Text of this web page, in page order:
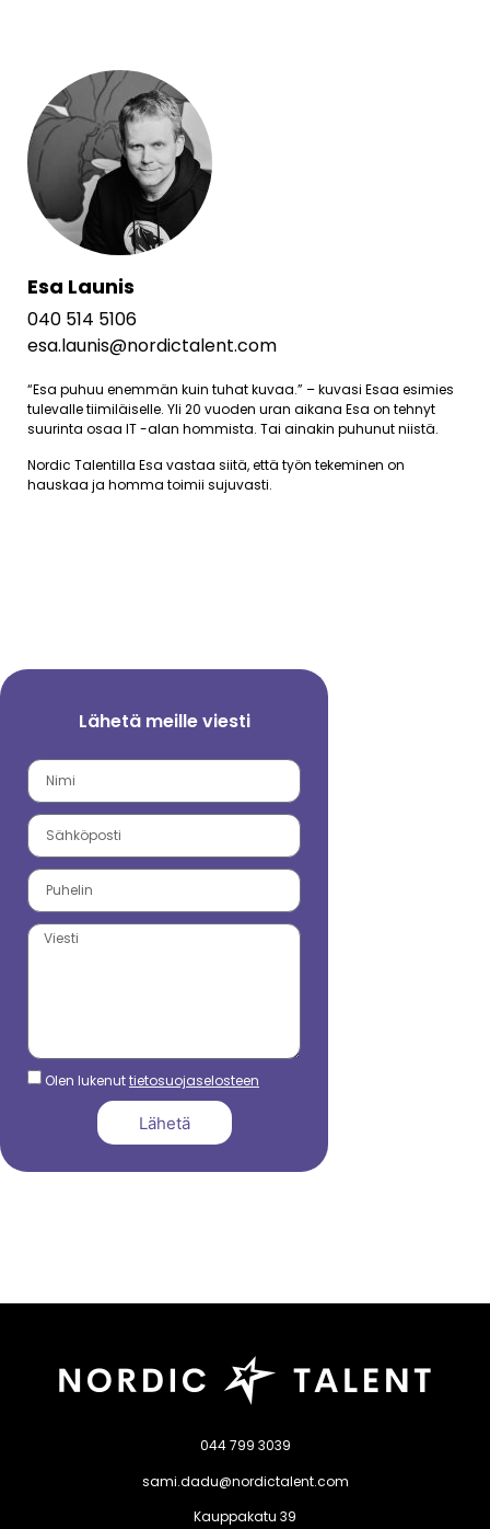
Esa Launis
040 514 5106
esa.launis@nordictalent.com
“Esa puhuu enemmän kuin tuhat kuvaa.” – kuvasi Esaa esimies
tulevalle tiimiläiselle. Yli 20 vuoden uran aikana Esa on tehnyt
suurinta osaa IT -alan hommista. Tai ainakin puhunut niistä.
Nordic Talentilla Esa vastaa siitä, että työn tekeminen on
hauskaa ja homma toimii sujuvasti.
Lähetä meille viesti
Olen lukenuttietosuojaselosteen
Lähetä
044 799 3039
sami.dadu@nordictalent.com
Kauppakatu 39